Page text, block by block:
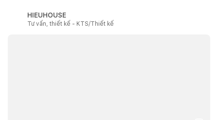
HIEUHOUSE
Tư vấn, thiết kế - KTS/Thiết kế